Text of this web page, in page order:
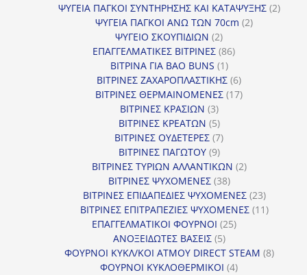
προϊόντα
ΨΥΓΕΙΑ ΠΑΓΚΟΙ ΣΥΝΤΗΡΗΣΗΣ ΚΑΙ ΚΑΤΑΨΥΞΗΣ 22
ΨΥΓΕΙΑ ΠΑΓΚΟΙ ΑΝΩ ΤΩΝ 70cm 22
ΨΥΓΕΙΟ ΣΚΟΥΠΙΔΙΩΝ 22
προϊόντα
ΕΠΑΓΓΕΛΜΑΤΙΚΕΣ ΒΙΤΡΙΝΕΣ 8686
ΒΙΤΡΙΝΑ ΓΙΑ BAO BUNS 11
προϊόν
ΒΙΤΡΙΝΕΣ ΖΑΧΑΡΟΠΛΑΣΤΙΚΗΣ 66
προϊόντα
ΒΙΤΡΙΝΕΣ ΘΕΡΜΑΙΝΟΜΕΝΕΣ 1717
ΒΙΤΡΙΝΕΣ ΚΡΑΣΙΩΝ 33
προϊόντα
ΒΙΤΡΙΝΕΣ ΚΡΕΑΤΩΝ 55
προϊόντα
ΒΙΤΡΙΝΕΣ ΟΥΔΕΤΕΡΕΣ 77
ΒΙΤΡΙΝΕΣ ΠΑΓΩΤΟΥ 99
προϊόντα
ΒΙΤΡΙΝΕΣ ΤΥΡΙΩΝ ΑΛΛΑΝΤΙΚΩΝ 22
ΒΙΤΡΙΝΕΣ ΨΥΧΟΜΕΝΕΣ 3838
προϊόντα
ΒΙΤΡΙΝΕΣ ΕΠΙΔΑΠΕΔΙΕΣ ΨΥΧΟΜΕΝΕΣ 2323
προϊόντα
ΒΙΤΡΙΝΕΣ ΕΠΙΤΡΑΠΕΖΙΕΣ ΨΥΧΟΜΕΝΕΣ 1111
ΕΠΑΓΓΕΛΜΑΤΙΚΟΙ ΦΟΥΡΝΟΙ 2525
ΑΝΟΞΕΙΔΩΤΕΣ ΒΑΣΕΙΣ 55
προϊόντα
ΦΟΥΡΝΟΙ ΚΥΚΛ/ΚΟΙ ΑΤΜΟΥ DIRECT STEAM 88
ΦΟΥΡΝΟΙ ΚΥΚΛΟΘΕΡΜΙΚΟΙ 44